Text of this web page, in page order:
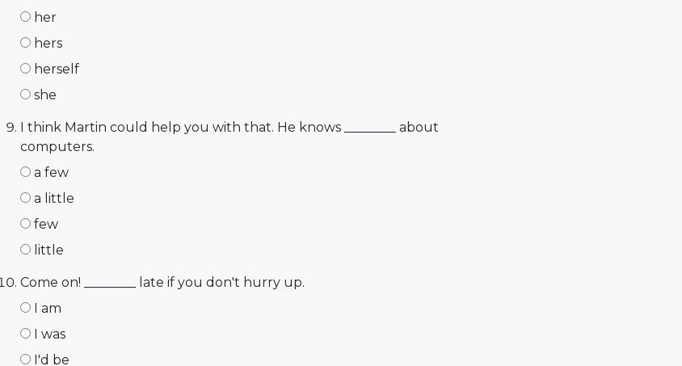
her
hers
herself
she
I think Martin could help you with that. He knows ________ about
computers.
a few
a little
few
little
Come on! ________ late if you don't hurry up.
I am
I was
I'd be